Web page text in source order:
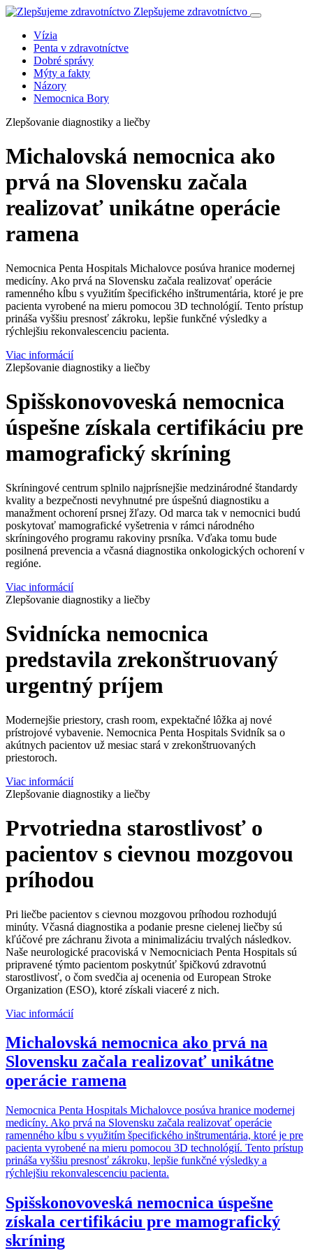
Zlepšujeme zdravotníctvo
Vízia
Penta v zdravotníctve
Dobré správy
Mýty a fakty
Názory
Nemocnica Bory
Zlepšovanie diagnostiky a liečby
Michalovská nemocnica ako
prvá na Slovensku začala
realizovať unikátne operácie
ramena
Nemocnica Penta Hospitals Michalovce posúva hranice modernej
medicíny. Ako prvá na Slovensku začala realizovať operácie
ramenného kĺbu s využitím špecifického inštrumentária, ktoré je pre
pacienta vyrobené na mieru pomocou 3D technológií. Tento prístup
prináša vyššiu presnosť zákroku, lepšie funkčné výsledky a
rýchlejšiu rekonvalescenciu pacienta.
Viac informácií
Zlepšovanie diagnostiky a liečby
Spišskonovoveská nemocnica
úspešne získala certifikáciu pre
mamografický skríning
Skríningové centrum splnilo najprísnejšie medzinárodné štandardy
kvality a bezpečnosti nevyhnutné pre úspešnú diagnostiku a
manažment ochorení prsnej žľazy. Od marca tak v nemocnici budú
poskytovať mamografické vyšetrenia v rámci národného
skríningového programu rakoviny prsníka. Vďaka tomu bude
posilnená prevencia a včasná diagnostika onkologických ochorení v
regióne.
Viac informácií
Zlepšovanie diagnostiky a liečby
Svidnícka nemocnica
predstavila zrekonštruovaný
urgentný príjem
Modernejšie priestory, crash room, expektačné lôžka aj nové
prístrojové vybavenie. Nemocnica Penta Hospitals Svidník sa o
akútnych pacientov už mesiac stará v zrekonštruovaných
priestoroch.
Viac informácií
Zlepšovanie diagnostiky a liečby
Prvotriedna starostlivosť o
pacientov s cievnou mozgovou
príhodou
Pri liečbe pacientov s cievnou mozgovou príhodou rozhodujú
minúty. Včasná diagnostika a podanie presne cielenej liečby sú
kľúčové pre záchranu života a minimalizáciu trvalých následkov.
Naše neurologické pracoviská v Nemocniciach Penta Hospitals sú
pripravené týmto pacientom poskytnúť špičkovú zdravotnú
starostlivosť, o čom svedčia aj ocenenia od European Stroke
Organization (ESO), ktoré získali viaceré z nich.
Viac informácií
Michalovská nemocnica ako prvá na
Slovensku začala realizovať unikátne
operácie ramena
Nemocnica Penta Hospitals Michalovce posúva hranice modernej
medicíny. Ako prvá na Slovensku začala realizovať operácie
ramenného kĺbu s využitím špecifického inštrumentária, ktoré je pre
pacienta vyrobené na mieru pomocou 3D technológií. Tento prístup
prináša vyššiu presnosť zákroku, lepšie funkčné výsledky a
rýchlejšiu rekonvalescenciu pacienta.
Spišskonovoveská nemocnica úspešne
získala certifikáciu pre mamografický
skríning